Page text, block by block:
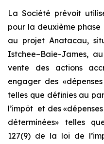
La Société prévoit
pour la deuxième
au projet Anatacau,
Istchee–Baie-James,
vente des actions
engager des
telles que définies au
l’impôt et des
déterminées» telles
127(9) de la loi de